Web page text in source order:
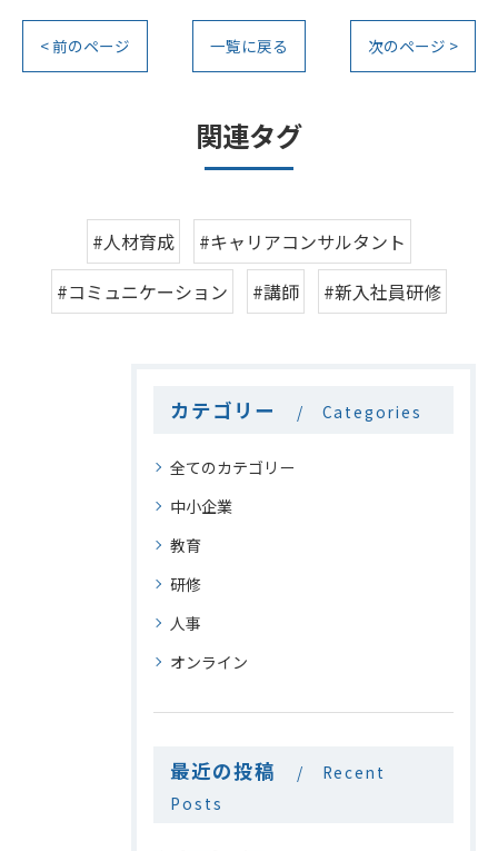
< 前のページ 一覧に戻る 次のページ >
関連タグ
#人材育成
#キャリアコンサルタント
#コミュニケーション
#講師 #新入社員研修
カテゴリー Categories
全てのカテゴリー
中小企業
教育
研修
人事
オンライン
最近の投稿
Recent
Posts